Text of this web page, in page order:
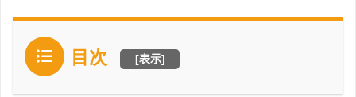
目次 [表示]